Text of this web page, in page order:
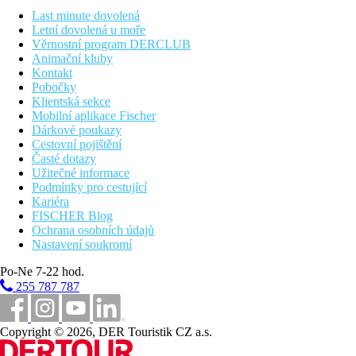
klimatizace, wi-fi připojení k internetu, TV, mikrovlnná trouba nebo
trouba, myčka nádobí
důležité upozornění
platby kartou až od částky 15 EUR
na vyžádání
trajektová doprava
včasné zakoupení = nižší cena
Vzdálenosti
1120 km
Praha
1060 km
Brno
1000 km
Bratislava
Fotogalerie
Last minute dovolená
Letní dovolená u moře
Věrnostní program DERCLUB
Animační kluby
Kontakt
Pobočky
Klientská sekce
Mobilní aplikace Fischer
Dárkové poukazy
Cestovní pojištění
Časté dotazy
Užitečné informace
Podmínky pro cestující
Kariéra
FISCHER Blog
Ochrana osobních údajů
Nastavení soukromí
Po-Ne 7-22 hod.
255 787 787
Copyright © 2026, DER Touristik CZ a.s.